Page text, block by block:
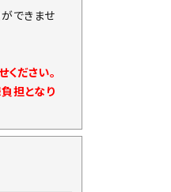
できませ
ださい。
担となり